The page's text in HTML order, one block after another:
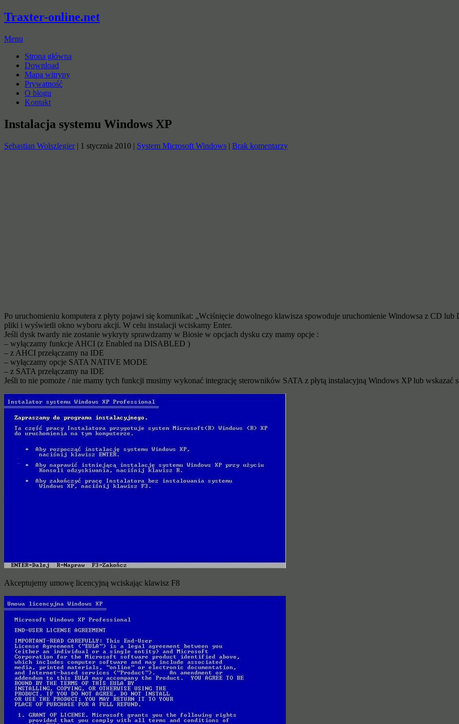
Traxter-online.net
Menu
Strona główna
Download
Mapa witryny
Prywatność
O blogu
Kontakt
Instalacja systemu Windows XP
Sebastian Wolszlegier| 1 stycznia 2010 | System Microsoft Windows | Brak komentarzy
Po uruchomieniu komputera z płyty pojawi się komunikat: „Wciśnięcie dowolnego klawisza spowoduje uruchomienie Windowsa z CD
pliki i wyświetli okno wyboru akcji. W celu instalacji wciskamy Enter.
Jeśli dysk twardy nie zostanie wykryty sprawdzamy w Biosie w opcjach dysku czy mamy opcje :
– wyłączamy funkcje AHCI (z Enabled na DISABLED )
– z AHCI przełączamy na IDE
– wyłączamy opcje SATA NATIVE MODE
– z SATA przełączamy na IDE
Jeśli to nie pomoże / nie mamy tych funkcji musimy wykonać integrację sterowników SATA z płytą instalacyjną Windows XP lub
Akceptujemy umowę licencyjną wciskając klawisz F8